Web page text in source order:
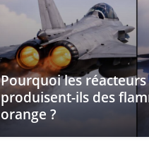
Pourquoi les réacteurs
produisent-ils des
orange ?